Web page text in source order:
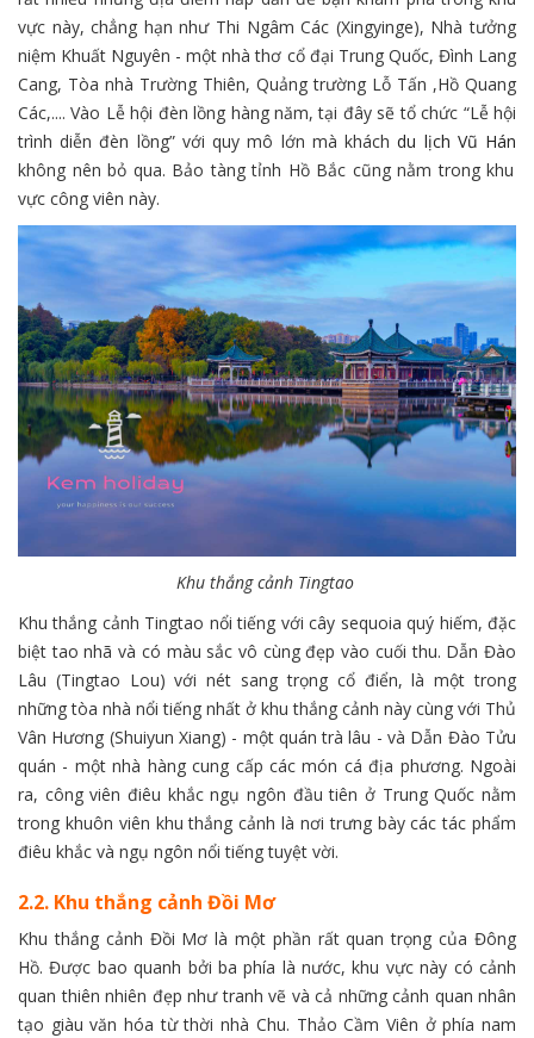
vực này, chẳng hạn như Thi Ngâm Các (Xingyinge), Nhà tưởng
niệm Khuất Nguyên - một nhà thơ cổ đại Trung Quốc, Đình Lang
Cang, Tòa nhà Trường Thiên, Quảng trường Lỗ Tấn ,Hồ Quang
Các,.... Vào Lễ hội đèn lồng hàng năm, tại đây sẽ tổ chức “Lễ hội
trình diễn đèn lồng” với quy mô lớn mà kháchdu lịch Vũ Hán
không nên bỏ qua. Bảo tàng tỉnh Hồ Bắc cũng nằm trong khu
vực công viên này.
Khu thắng cảnh Tingtao
Khu thắng cảnh Tingtao nổi tiếng với cây sequoia quý hiếm, đặc
biệt tao nhã và có màu sắc vô cùng đẹp vào cuối thu. Dẫn Đào
Lâu (Tingtao Lou) với nét sang trọng cổ điển, là một trong
những tòa nhà nổi tiếng nhất ở khu thắng cảnh này cùng với Thủ
Vân Hương (Shuiyun Xiang) - một quán trà lâu - và Dẫn Đào Tửu
quán - một nhà hàng cung cấp các món cá địa phương. Ngoài
ra, công viên điêu khắc ngụ ngôn đầu tiên ở Trung Quốc nằm
trong khuôn viên khu thắng cảnh là nơi trưng bày các tác phẩm
điêu khắc và ngụ ngôn nổi tiếng tuyệt vời.
2.2. Khu thắng cảnh Đồi Mơ
Khu thắng cảnh Đồi Mơ là một phần rất quan trọng của Đông
Hồ. Được bao quanh bởi ba phía là nước, khu vực này có cảnh
quan thiên nhiên đẹp như tranh vẽ và cả những cảnh quan nhân
tạo giàu văn hóa từ thời nhà Chu. Thảo Cầm Viên ở phía nam